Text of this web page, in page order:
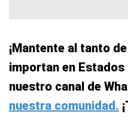
¡Mantente al tanto
importan en
nuestro canal de
nuestra comunidad.